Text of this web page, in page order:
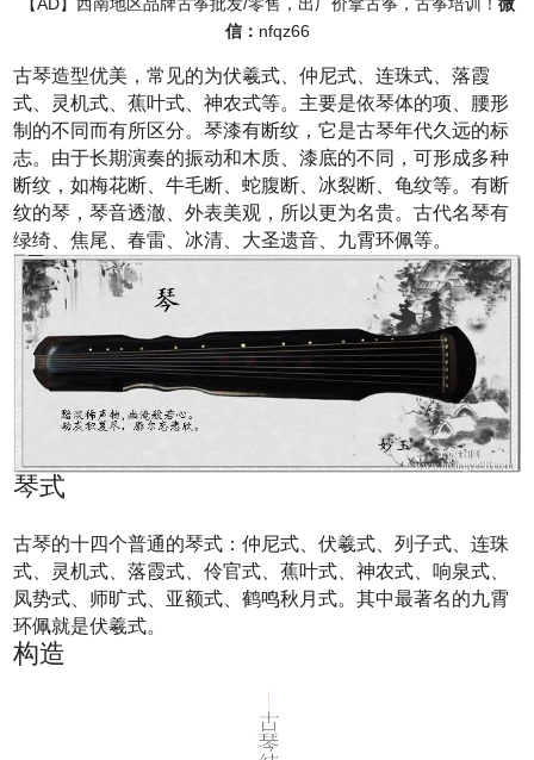
信： nfqz66
古琴造型优美，常见的为伏羲式、仲尼式、连珠式、落霞
式、灵机式、蕉叶式、神农式等。主要是依琴体的项、腰形
制的不同而有所区分。琴漆有断纹，它是古琴年代久远的标
志。由于长期演奏的振动和木质、漆底的不同，可形成多种
断纹，如梅花断、牛毛断、蛇腹断、冰裂断、龟纹等。有断
纹的琴，琴音透澈、外表美观，所以更为名贵。古代名琴有
绿绮、焦尾、春雷、冰清、大圣遗音、九霄环佩等。
琴式
古琴的十四个普通的琴式：仲尼式、伏羲式、列子式、连珠
式、灵机式、落霞式、伶官式、蕉叶式、神农式、响泉式、
凤势式、师旷式、亚额式、鹤鸣秋月式。其中最著名的九霄
环佩就是伏羲式。
构造